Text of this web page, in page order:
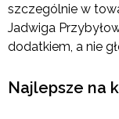
szczególnie w
Jadwiga
dodatkiem, a nie
Najlepsze na